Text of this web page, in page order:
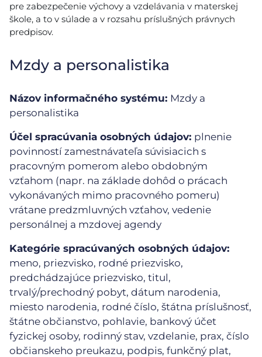
pre zabezpečenie výchovy a vzdelávania v materskej
škole, a to v súlade a v rozsahu príslušných právnych
predpisov.
Mzdy a personalistika
Názov informačného systému: Mzdy a
personalistika
Účel spracúvania osobných údajov: plnenie
povinností zamestnávateľa súvisiacich s
pracovným pomerom alebo obdobným
vzťahom (napr. na základe dohôd o prácach
vykonávaných mimo pracovného pomeru)
vrátane predzmluvných vzťahov, vedenie
personálnej a mzdovej agendy
Kategórie spracúvaných osobných údajov:
meno, priezvisko, rodné priezvisko,
predchádzajúce priezvisko, titul,
trvalý/prechodný pobyt, dátum narodenia,
miesto narodenia, rodné číslo, štátna príslušnosť,
štátne občianstvo, pohlavie, bankový účet
fyzickej osoby, rodinný stav, vzdelanie, prax, číslo
občianskeho preukazu, podpis, funkčný plat,